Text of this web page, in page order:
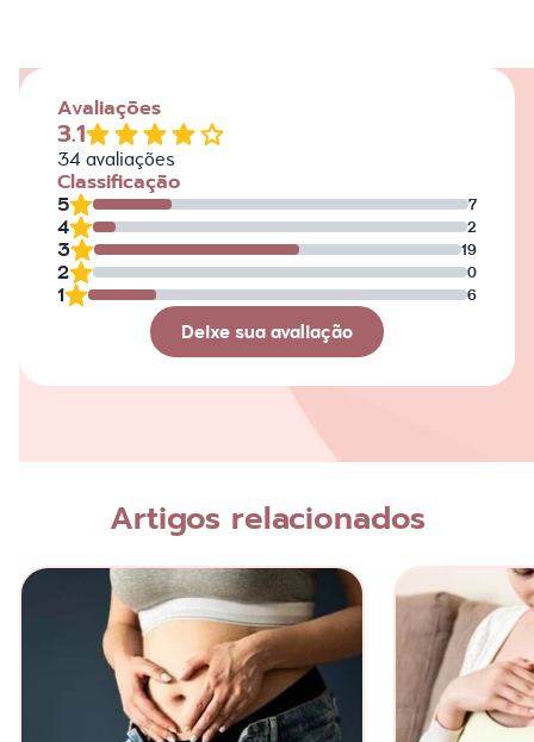
Avaliações
3.1
34avaliações
Classificação
5 7
4 2
3 19
2 0
1 6
Deixe sua avaliação
Escreva a sua opinião
Artigos relacionados